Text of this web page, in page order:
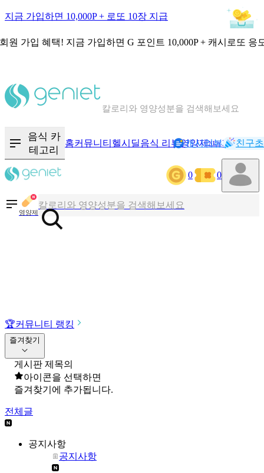
지금 가입하면 10,000P + 로또 10장 지급
원 가입 혜택! 지금 가입하면 G 포인트 10,000P + 캐시로또 응
칼로리와 영양성분을 검색해보세요
음식 카
테고리
홈커뮤니티 헬시딜음식 리뷰영양제NEW기록
캐시리뷰 친구
0 0
영양제
칼로리와 영양성분을 검색해보세요
혈당 · 다이어트 음식 검색해보세요
🏆커뮤니티 랭킹
즐겨찾기
게시판 제목의
아이콘을 선택하면
즐겨찾기에 추가됩니다.
전체글
공지사항
공지사항